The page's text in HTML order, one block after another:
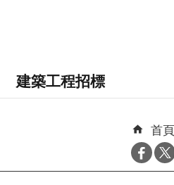
建築工程招標
首頁